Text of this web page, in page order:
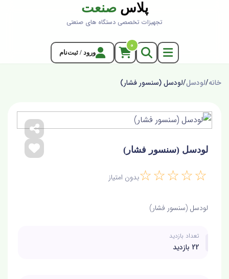
پلاس صنعت
تجهیزات تخصصی دستگاه های صنعتی
0
ورود / ثبت‌نام
خانه/لودسل/لودسل (سنسور فشار)
لودسل (سنسور فشار)
☆☆☆☆☆بدون امتیاز
لودسل (سنسور فشار)
تعداد بازدید
22 بازدید